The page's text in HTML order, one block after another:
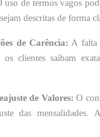
uso de termos vagos
descritas de forma
de Carência: A falta
clientes saibam
de Valores: O
das mensalidades.